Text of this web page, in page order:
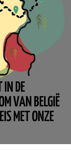
IN DE
VAN BELGIË
MET ONZE